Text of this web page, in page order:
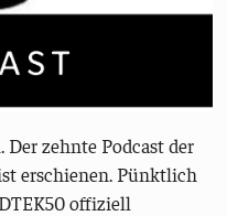
zehnte Podcast der
erschienen. Pünktlich
offiziell